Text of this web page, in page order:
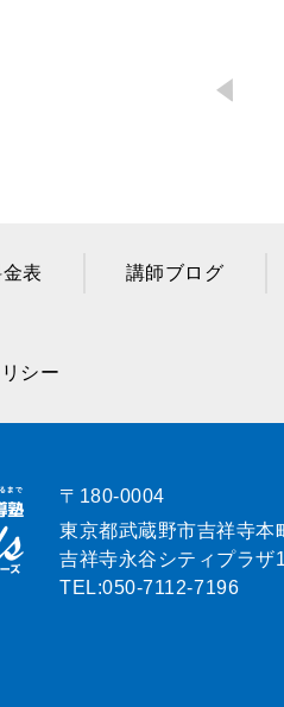
表 講師ブログ
シー
〒180-0004
東京都武蔵野市吉祥寺本
吉祥寺永谷シティプラザ
TEL:050-7112-7196